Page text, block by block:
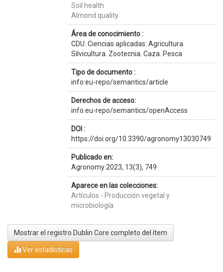
Soil health
Almond quality
Área de conocimiento :
CDU: Ciencias aplicadas: Agricultura.
Silvicultura. Zootecnia. Caza. Pesca
Tipo de documento :
info:eu-repo/semantics/article
Derechos de acceso:
info:eu-repo/semantics/openAccess
DOI :
https://doi.org/10.3390/agronomy13030749
Publicado en:
Agronomy 2023, 13(3), 749
Aparece en las colecciones:
Artículos - Producción vegetal y
microbiología
Mostrar el registro Dublin Core completo del ítem
Ver estadísticas